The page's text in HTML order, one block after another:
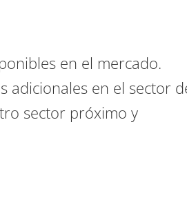
en el mercado.
adicionales en el sector
sector próximo y